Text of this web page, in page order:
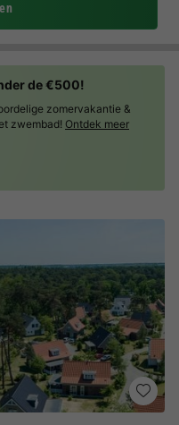
de €500!
zomervakantie &
zwembad! Ontdek meer